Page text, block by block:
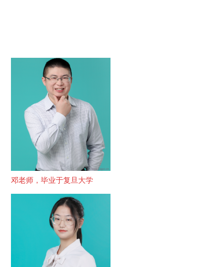
邓老师，毕业于复旦大学